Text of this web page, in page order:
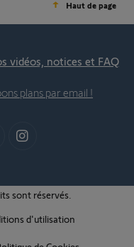
Haut de page
vidéos, notices et FAQ
plans par email !
sont réservés.
d'utilisation